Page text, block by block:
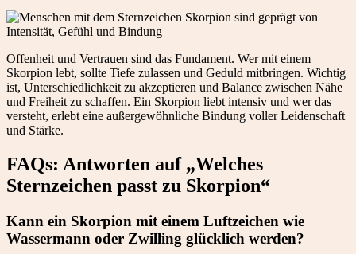
Offenheit und Vertrauen sind das Fundament. Wer mit einem
Skorpion lebt, sollte Tiefe zulassen und Geduld mitbringen. Wichtig
ist, Unterschiedlichkeit zu akzeptieren und Balance zwischen Nähe
und Freiheit zu schaffen. Ein Skorpion liebt intensiv und wer das
versteht, erlebt eine außergewöhnliche Bindung voller Leidenschaft
und Stärke.
FAQs: Antworten auf „Welches
Sternzeichen passt zu Skorpion“
Kann ein Skorpion mit einem Luftzeichen wie
Wassermann oder Zwilling glücklich werden?